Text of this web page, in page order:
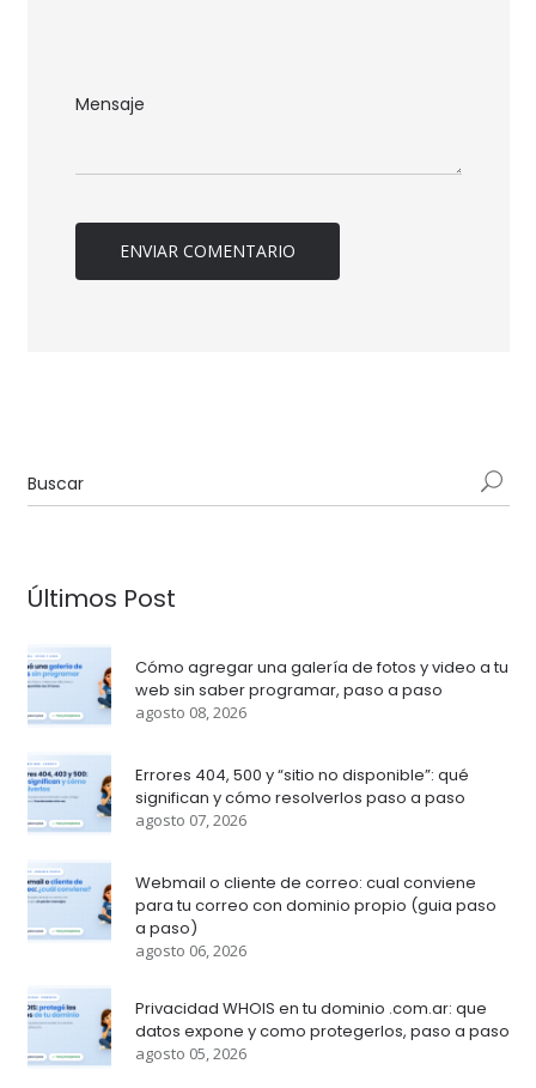
Últimos Post
Cómo agregar una galería de fotos y video a tu
web sin saber programar, paso a paso
agosto 08, 2026
Errores 404, 500 y “sitio no disponible”: qué
significan y cómo resolverlos paso a paso
agosto 07, 2026
Webmail o cliente de correo: cual conviene
para tu correo con dominio propio (guia paso
a paso)
agosto 06, 2026
Privacidad WHOIS en tu dominio .com.ar: que
datos expone y como protegerlos, paso a paso
agosto 05, 2026